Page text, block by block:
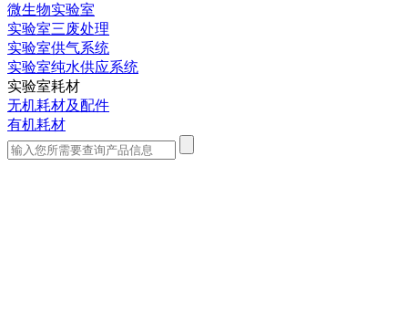
微生物实验室
实验室三废处理
实验室供气系统
实验室纯水供应系统
实验室耗材
无机耗材及配件
有机耗材